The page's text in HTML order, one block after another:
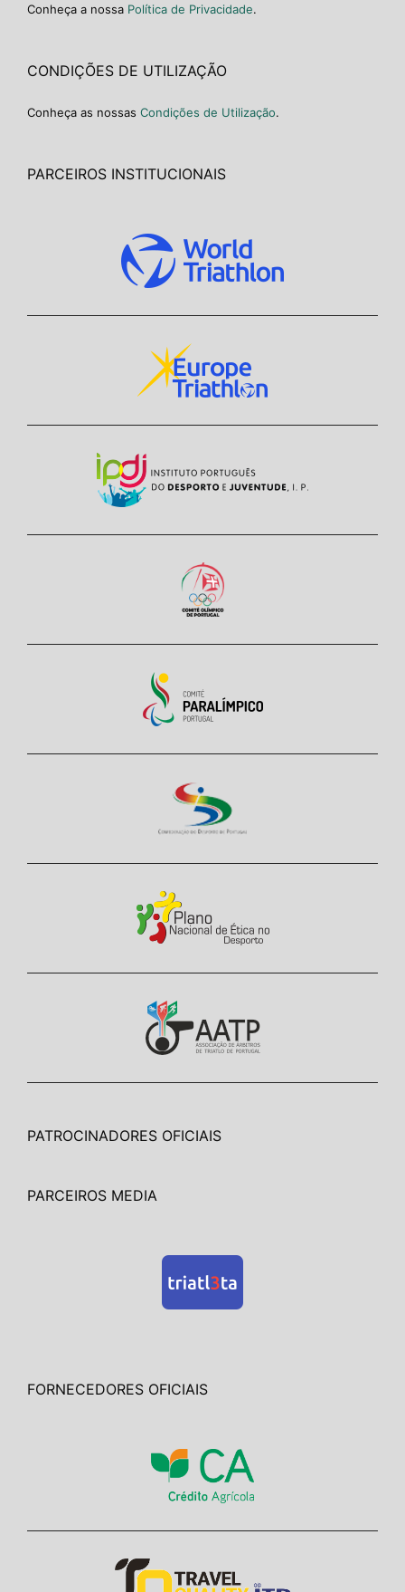
Conheça a nossa Política de Privacidade.
CONDIÇÕES DE UTILIZAÇÃO
Conheça as nossas Condições de Utilização.
PARCEIROS INSTITUCIONAIS
PATROCINADORES OFICIAIS
PARCEIROS MEDIA
FORNECEDORES OFICIAIS